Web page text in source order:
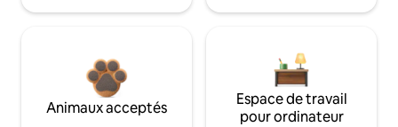
Animaux acceptés
Espace de travail
pour ordinateur